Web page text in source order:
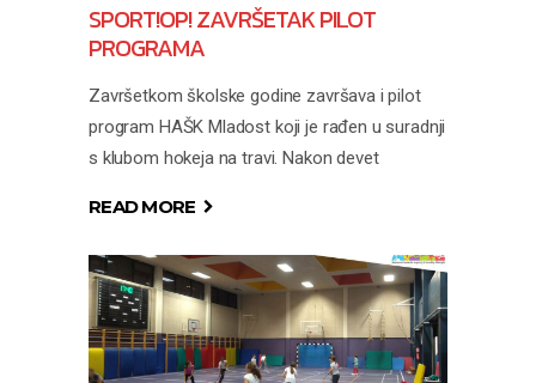
SPORT!OP! ZAVRŠETAK PILOT
PROGRAMA
Završetkom školske godine završava i pilot
program HAŠK Mladost koji je rađen u suradnji
s klubom hokeja na travi. Nakon devet
READ MORE